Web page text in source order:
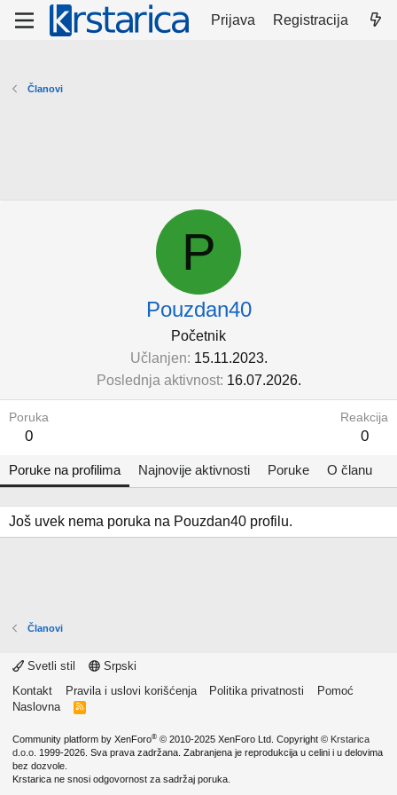
Prijava Registracija
Članovi
P
Pouzdan40
Početnik
Učlanjen 15.11.2023.
Poslednja aktivnost 16.07.2026.
Poruka
0
Reakcija
0
Poruke na profilima Najnovije aktivnosti Poruke O članu
Još uvek nema poruka na Pouzdan40 profilu.
Članovi
Svetli stil
Srpski
Kontakt
Pravila i uslovi korišćenja Politika privatnosti
Pomoć
Naslovna
R
Community platform by XenForo® © 2010-2025 XenForo Ltd. Copyright © Krstarica
d.o.o. 1999-2026. Sva prava zadržana. Zabranjena je reprodukcija u celini i u delovima
bez dozvole.
Krstarica ne snosi odgovornost za sadržaj poruka.